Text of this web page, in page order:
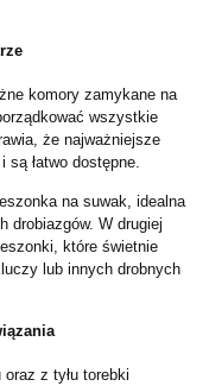
komory zamykane na
wszystkie
że najważniejsze
łatwo dostępne.
na suwak, idealna
drobiazgów. W drugiej
które świetnie
lub innych drobnych
z tyłu torebki